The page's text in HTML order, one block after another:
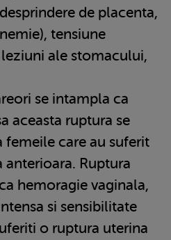
de placenta,
tensiune
ale stomacului,
se intampla ca
aceasta ruptura se
care au suferit
Ruptura
hemoragie vaginala,
si sensibilitate
o ruptura uterina